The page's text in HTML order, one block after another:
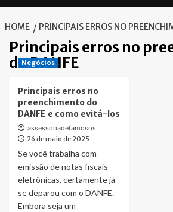
HOME PRINCIPAIS ERROS NO
Principais erros no
do DANFE
Negócios
Principais erros no
preenchimento do
DANFE e como evitá-los
assessoriadefamosos
26 de maio de 2025
Se você trabalha com
emissão de notas fiscais
eletrônicas, certamente já
se deparou com o DANFE.
Embora seja um